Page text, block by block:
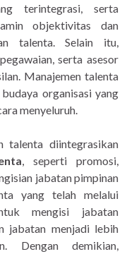
terintegrasi, serta
objektivitas dan
talenta. Selain itu,
serta asesor
Manajemen talenta
organisasi yang
menyeluruh.
talenta diintegrasikan
, seperti promosi,
jabatan pimpinan
yang telah melalui
mengisi jabatan
jabatan menjadi lebih
Dengan demikian,